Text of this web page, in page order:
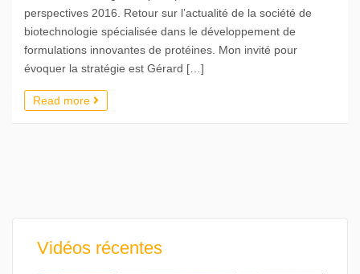
perspectives 2016. Retour sur l’actualité de la société de
biotechnologie spécialisée dans le développement de
formulations innovantes de protéines. Mon invité pour
évoquer la stratégie est Gérard […]
Read more
Vidéos récentes